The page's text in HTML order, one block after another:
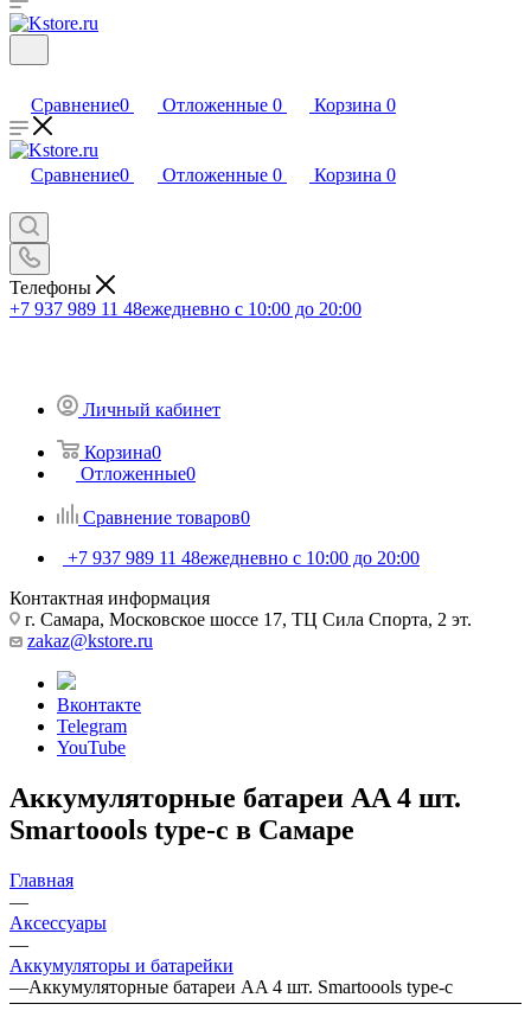
Сравнение0 Отложенные 0 Корзина 0
Сравнение0 Отложенные 0 Корзина 0
Телефоны
+7 937 989 11 48ежедневно с 10:00 до 20:00
Личный кабинет
Корзина0
Отложенные0
Сравнение товаров0
+7 937 989 11 48ежедневно с 10:00 до 20:00
Контактная информация
г. Самара, Московское шоссе 17, ТЦ Сила Спорта, 2 эт.
zakaz@kstore.ru
Вконтакте
Telegram
YouTube
Аккумуляторные батареи AA 4 шт.
Smartoools type-c в Самаре
Главная
—
Аксессуары
—
Аккумуляторы и батарейки
—Аккумуляторные батареи AA 4 шт. Smartoools type-c